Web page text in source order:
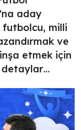
aday
futbolcu, milli
ve
etmek için
detaylar…